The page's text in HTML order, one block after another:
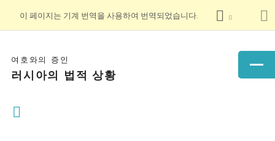
이 페이지는 기계 번역을 사용하여 번역되었습니다.
여호와의 증인
러시아의 법적 상황